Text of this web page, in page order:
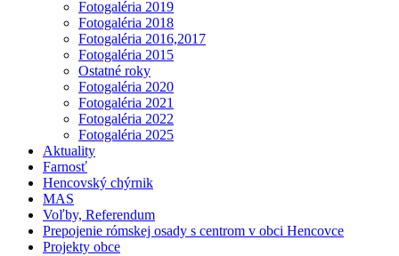
Fotogaléria 2019
Fotogaléria 2018
Fotogaléria 2016,2017
Fotogaléria 2015
Ostatné roky
Fotogaléria 2020
Fotogaléria 2021
Fotogaléria 2022
Fotogaléria 2025
Aktuality
Farnosť
Hencovský chýrnik
MAS
Voľby, Referendum
Prepojenie rómskej osady s centrom v obci Hencovce
Projekty obce